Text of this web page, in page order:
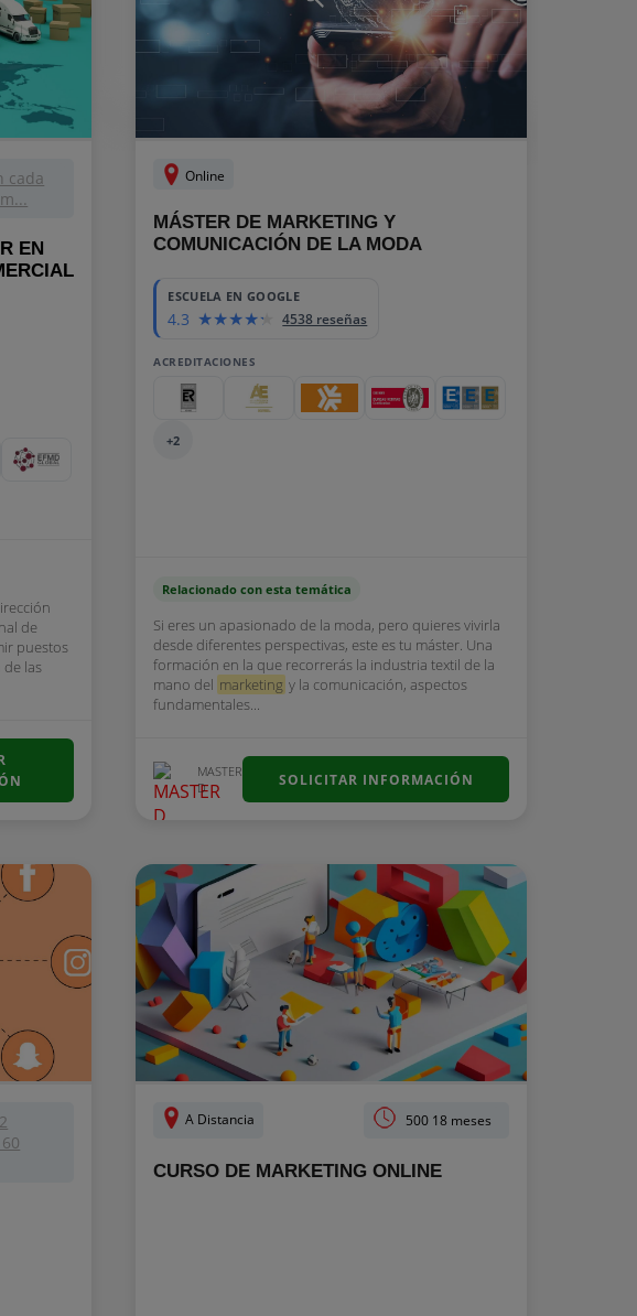
cada
EN
de
puestos
las
Online
MÁSTER DE MARKETING Y
COMUNICACIÓN DE LA MODA
ESCUELA EN GOOGLE
4.3 4538 reseñas
ACREDITACIONES
+2
Relacionado con esta temática
Si eres un apasionado de la moda, pero quieres vivirla
desde diferentes perspectivas, este es tu máster. Una
formación en la que recorrerás la industria textil de la
mano del marketing y la comunicación, aspectos
fundamentales...
MASTER
D
SOLICITAR INFORMACIÓN
A Distancia 500 18 meses
CURSO DE MARKETING ONLINE